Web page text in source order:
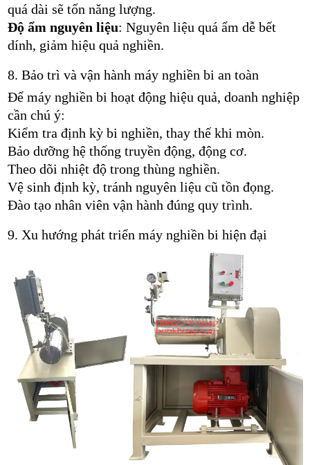
quá dài sẽ tốn năng lượng.
Độ ẩm nguyên liệu: Nguyên liệu quá ẩm dễ bết
dính, giảm hiệu quả nghiền.
8. Bảo trì và vận hành máy nghiền bi an toàn
Để máy nghiền bi hoạt động hiệu quả, doanh nghiệp
cần chú ý:
Kiểm tra định kỳ bi nghiền, thay thế khi mòn.
Bảo dưỡng hệ thống truyền động, động cơ.
Theo dõi nhiệt độ trong thùng nghiền.
Vệ sinh định kỳ, tránh nguyên liệu cũ tồn đọng.
Đào tạo nhân viên vận hành đúng quy trình.
9. Xu hướng phát triển máy nghiền bi hiện đại